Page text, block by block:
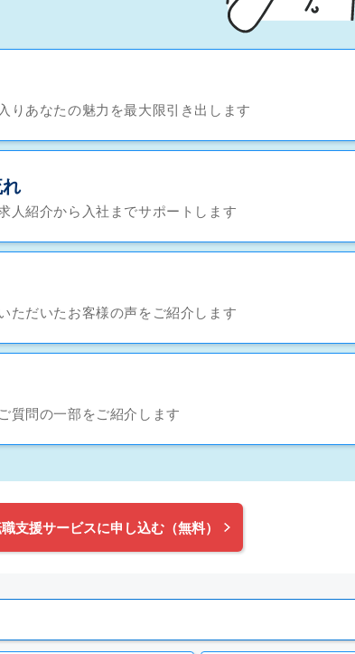
りあなたの魅力を最大限引き出します
人紹介から入社までサポートします
ただいたお客様の声をご紹介します
質問の一部をご紹介します
支援サービスに申し込む（無料）